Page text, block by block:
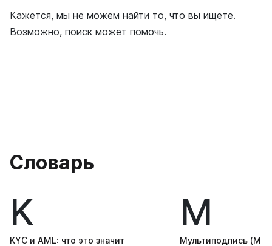
Кажется, мы не можем найти то, что вы ищете.
Возможно, поиск может помочь.
Словарь
K
KYС и AML: что это значит
М
Мультиподпись